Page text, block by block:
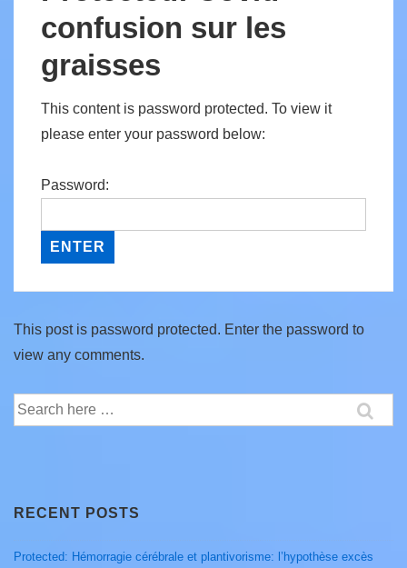
confusion sur les
graisses
This content is password protected. To view it
please enter your password below:
Password:
This post is password protected. Enter the password to
view any comments.
Search
for:
RECENT POSTS
Protected: Hémorragie cérébrale et plantivorisme: l’hypothèse excès